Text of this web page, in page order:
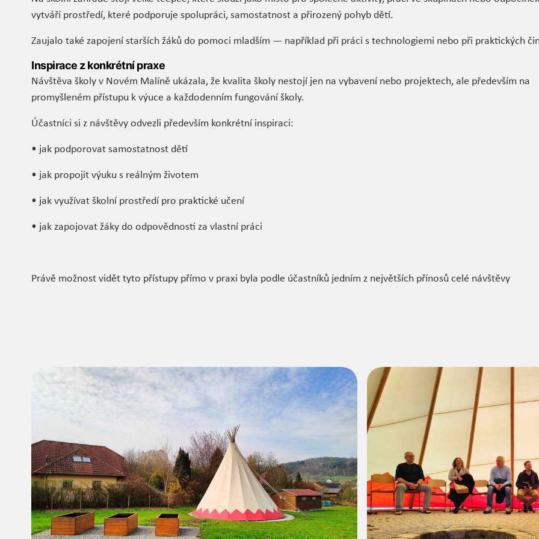
vytváří prostředí, které podporuje spolupráci, samostatnost a přirozený pohyb dětí.
Zaujalo také zapojení starších žáků do pomoci mladším — například při práci s technologiemi nebo při praktických
Inspirace z konkrétní praxe
Návštěva školy v Novém Malíně ukázala, že kvalita školy nestojí jen na vybavení nebo projektech, ale především na
promyšleném přístupu k výuce a každodenním fungování školy.
Účastníci si z návštěvy odvezli především konkrétní inspiraci:
• jak podporovat samostatnost dětí
• jak propojit výuku s reálným životem
• jak využívat školní prostředí pro praktické učení
• jak zapojovat žáky do odpovědnosti za vlastní práci
Právě možnost vidět tyto přístupy přímo v praxi byla podle účastníků jedním z největších přínosů celé návštěvy